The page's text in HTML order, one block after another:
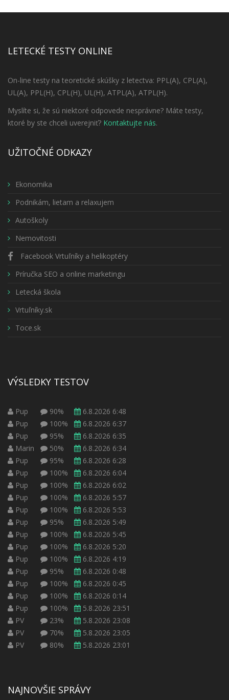
LETECKÉ TESTY ONLINE
On-line testy na teoretické skúšky z letectva: PPL(A), CPL(A),
UL(A), PPL(H), CPL(H), UL(H), ATPL(A), ATPL(H).
Myslíte si, že sú niektoré odpovede nesprávne? Máte testy,
ktoré by ste chceli uverejniť? Kontaktujte nás.
UŽITOČNÉ ODKAZY
Ekonomika
Podnikám, lietam a relaxujem
Autoškoly
Nemovitosti
Facebook Vrtuľníky a helikoptéry
Príručka SEO a online marketingu
Letecká škola
Vrtuľníky.sk
Toce.sk
VÝSLEDKY TESTOV
Pup 90%
6.8.2026 6:48
Pup
100%
6.8.2026 6:37
Pup
95%
6.8.2026 6:35
Marin
50%
6.8.2026 6:34
Pup
95%
6.8.2026 6:28
Pup
100%
6.8.2026 6:04
Pup
100%
6.8.2026 6:02
Pup
100%
6.8.2026 5:57
Pup
100%
6.8.2026 5:53
Pup
95%
6.8.2026 5:49
Pup
100%
6.8.2026 5:45
Pup
100%
6.8.2026 5:20
Pup
100%
6.8.2026 4:19
Pup
95%
6.8.2026 0:48
Pup
100%
6.8.2026 0:45
Pup
100%
6.8.2026 0:14
Pup
100%
5.8.2026 23:51
PV
23%
5.8.2026 23:08
PV
70%
5.8.2026 23:05
PV
80% 5.8.2026 23:01
NAJNOVŠIE SPRÁVY